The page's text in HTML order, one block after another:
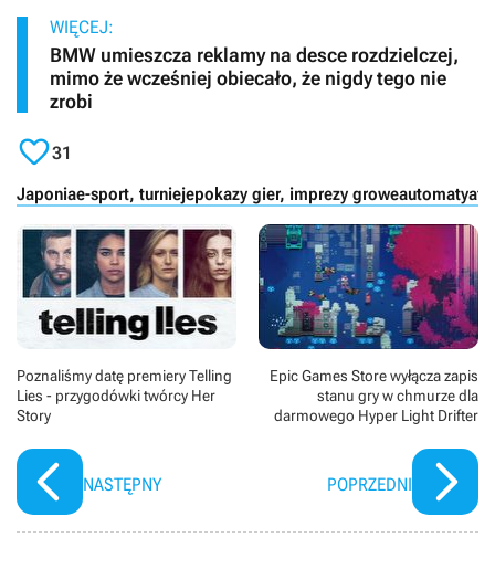
WIĘCEJ:
BMW umieszcza reklamy na desce rozdzielczej,
mimo że wcześniej obiecało, że nigdy tego nie
zrobi
31
Japoniae-sport, turniejepokazy gier, imprezy groweautomaty
Poznaliśmy datę premiery Telling
Lies - przygodówki twórcy Her
Story
NASTĘPNY
Epic Games Store wyłącza zapis
stanu gry w chmurze dla
darmowego Hyper Light Drifter
POPRZEDNI